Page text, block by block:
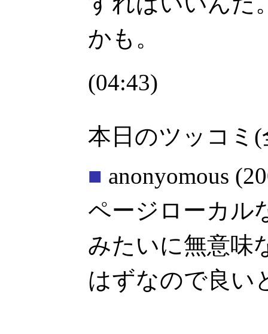
かも。
(04:43)
本日のツッコミ(
■ anonyomous
ページローカル
みたいに無意味
はずなので良い